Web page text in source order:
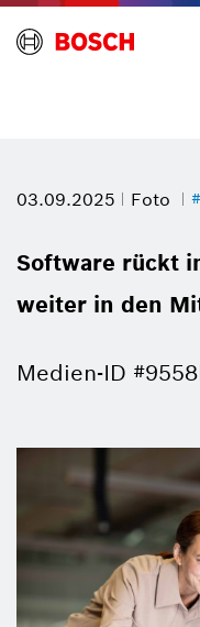
03.09.2025 Foto
Software rückt
weiter in den
Medien-ID